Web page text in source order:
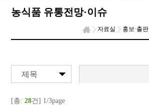
농식품 유통전망·이슈
자료실 홍보·출판
제목
[총:28건] 1/3page